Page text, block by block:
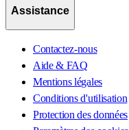
Assistance
Contactez-nous
Aide & FAQ
Mentions légales
Conditions d'utilisation
Protection des données